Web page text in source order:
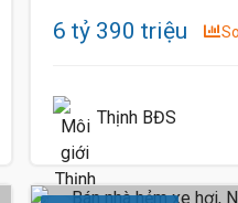
6 tỷ 390 triệu
Thịnh BĐS